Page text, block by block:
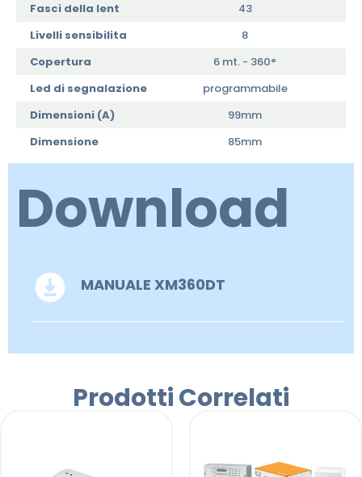
Fasci della lent
43
Livelli sensibilita
8
Copertura
6 mt. - 360°
Led di segnalazione
programmabile
Dimensioni (A)
99mm
Dimensione
85mm
Download
MANUALE XM360DT
Prodotti Correlati